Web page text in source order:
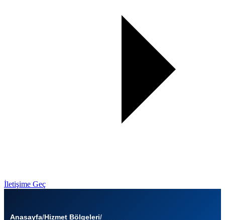
İletişime Geç
Anasayfa/Hizmet Bölgeleri/